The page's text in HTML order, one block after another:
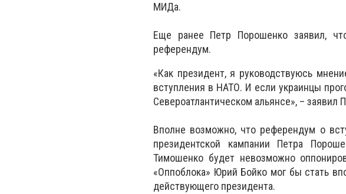
МИДа.
Еще ранее Петр Порошенко заявил,
референдум.
«Как президент, я руководствуюсь
вступления в НАТО. И если украинцы
Североатлантическом альянсе», – заявил
Вполне возможно, что референдум о
президентской кампании Петра
Тимошенко будет невозможно
«Оппоблока» Юрий Бойко мог бы стать
действующего президента.